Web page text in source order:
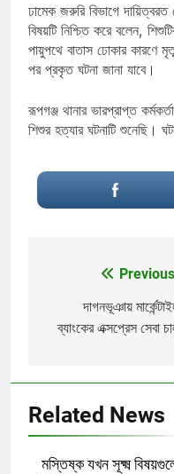
ঢামেক জরুরি বিভাগে
বিষয়টি নিশ্চিত করে বলেন,
পায়ুপথে বাতাস ঢোকার কারণে
পর প্রকৃত ঘটনা জানা যাবে।
রূপগঞ্জ থানার ভারপ্রাপ্ত
শিশুর হত্যার ঘটনাটি শুনেছি।
navigation
দাগনভূঞায়
ব্যাংকের এক্সপ্রেস সেবা
Related News
মস্তিষ্ক যখন সূক্ষ্ম